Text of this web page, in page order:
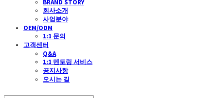
BRAND STORY
회사소개
사업분야
OEM/ODM
1:1 문의
고객센터
Q&A
1:1 멘토링 서비스
공지사항
오시는 길